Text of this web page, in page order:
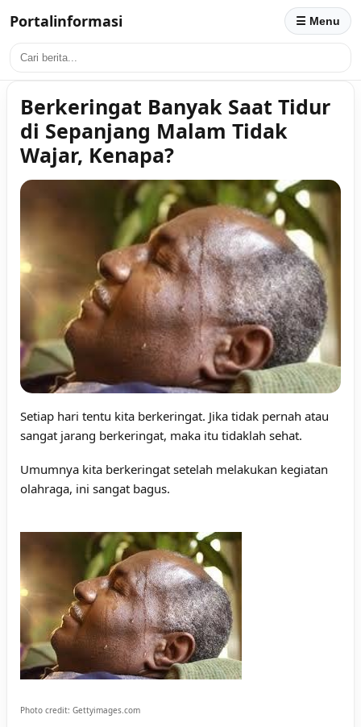
Portalinformasi ☰ Menu
Berkeringat Banyak Saat Tidur
di Sepanjang Malam Tidak
Wajar, Kenapa?
Setiap hari tentu kita berkeringat. Jika tidak pernah atau
sangat jarang berkeringat, maka itu tidaklah sehat.
Umumnya kita berkeringat setelah melakukan kegiatan
olahraga, ini sangat bagus.
Photo credit: Gettyimages.com